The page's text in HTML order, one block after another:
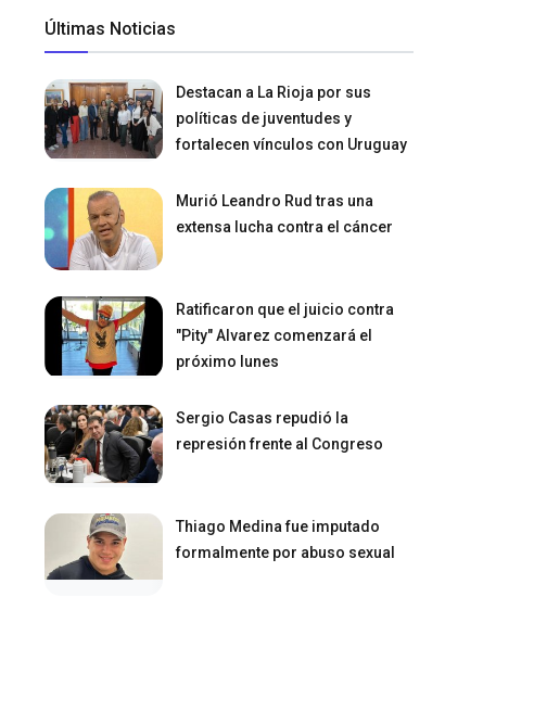
Últimas Noticias
Destacan a La Rioja por sus
políticas de juventudes y
fortalecen vínculos con Uruguay
Murió Leandro Rud tras una
extensa lucha contra el cáncer
Ratificaron que el juicio contra
"Pity" Alvarez comenzará el
próximo lunes
Sergio Casas repudió la
represión frente al Congreso
Thiago Medina fue imputado
formalmente por abuso sexual